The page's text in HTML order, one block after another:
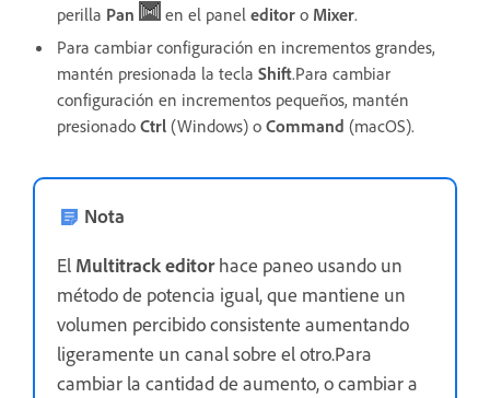
perilla Pan en el panel editor o Mixer.
Para cambiar configuración en incrementos grandes,
mantén presionada la tecla Shift.Para cambiar
configuración en incrementos pequeños, mantén
presionado Ctrl (Windows) o Command (macOS).
Nota
El Multitrackeditorhace paneo usando un
método de potencia igual, que mantiene un
volumen percibido consistente aumentando
ligeramente un canal sobre el otro.Para
cambiar la cantidad de aumento, o cambiar a